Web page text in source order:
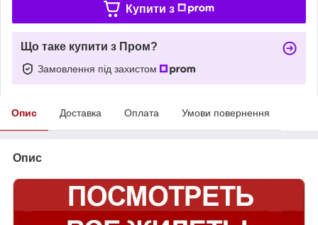
Купити з
Що таке купити з Пром?
Замовлення під захистом
Опис Доставка Оплата Умови повернення
Опис